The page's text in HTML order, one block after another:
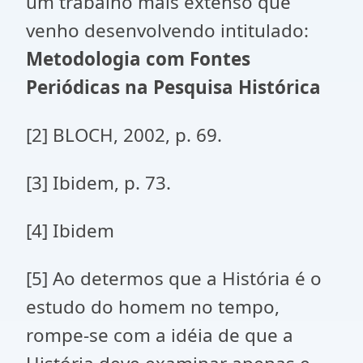
venho desenvolvendo intitulado:
Metodologia com Fontes
Periódicas na Pesquisa Histórica
[2] BLOCH, 2002, p. 69.
[3] Ibidem, p. 73.
[4] Ibidem
[5] Ao determos que a História é o
estudo do homem no tempo,
rompe-se com a idéia de que a